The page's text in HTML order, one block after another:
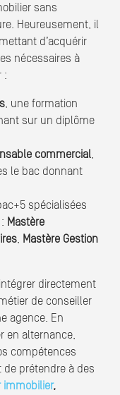
sans
Heureusement, il
d’acquérir
nécessaires à
:
, une formation
sur un diplôme
commercial,
le bac donnant
spécialisées
Mastère
, Mastère Gestion
directement
de conseiller
agence. En
en alternance,
compétences
prétendre à des
immobilier,